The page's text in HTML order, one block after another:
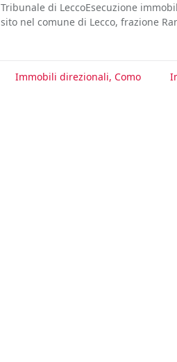
Tribunale di LeccoEsecuzione
sito nel comune di Lecco, frazione
Immobili direzionali, Como